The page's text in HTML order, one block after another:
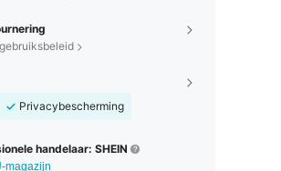
Privacybescherming
handelaar: SHEIN
magazijn